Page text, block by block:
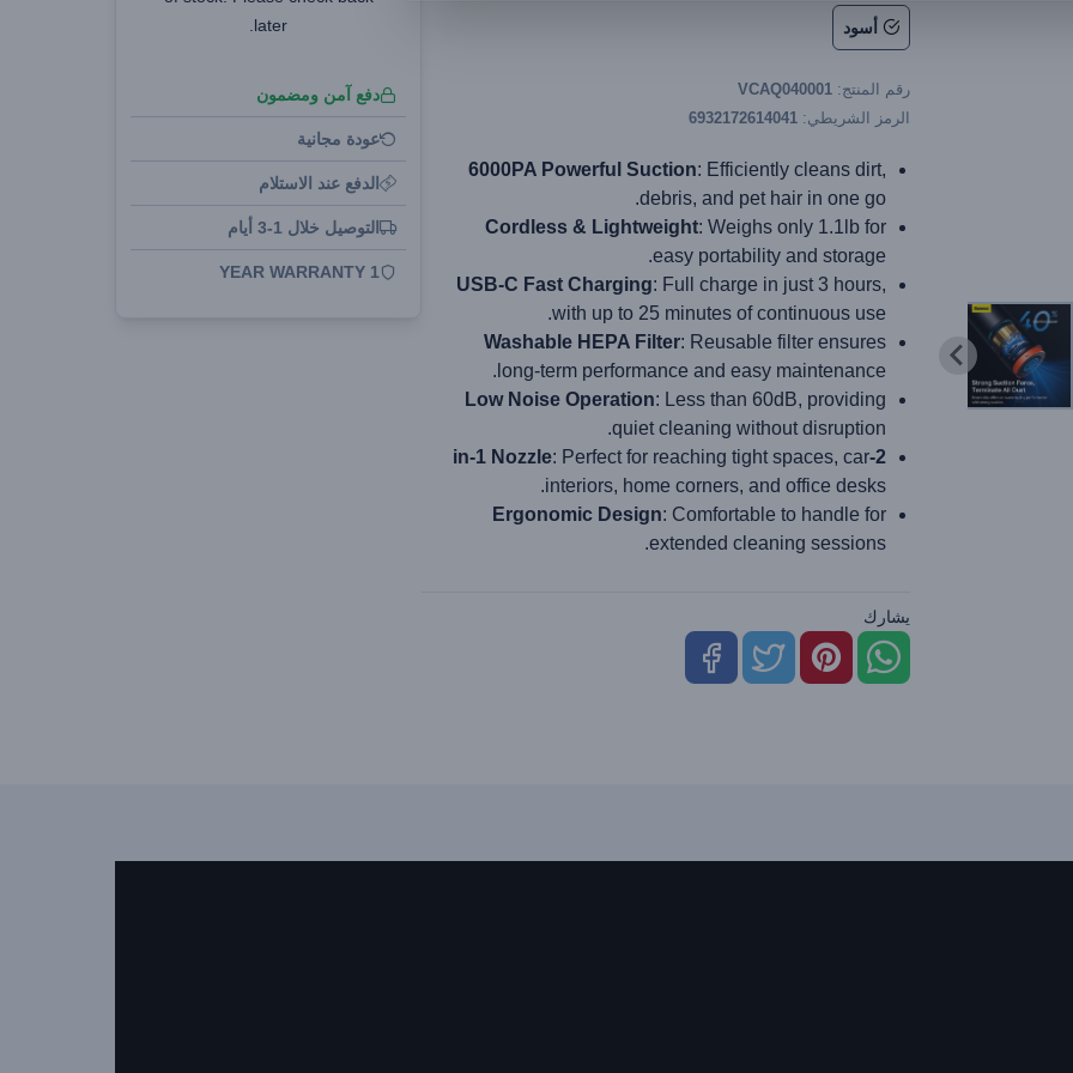
أسود
رقم المنتج: VCAQ040001
الرمز الشريطي: 6932172614041
6000PA Powerful Suction: Efficiently cleans dirt,
debris, and pet hair in one go.
Cordless & Lightweight: Weighs only 1.1lb for
easy portability and storage.
USB-C Fast Charging: Full charge in just 3 hours,
with up to 25 minutes of continuous use.
Washable HEPA Filter: Reusable filter ensures
long-term performance and easy maintenance.
Low Noise Operation: Less than 60dB, providing
quiet cleaning without disruption.
2-in-1 Nozzle
: Perfect for reaching tight spaces, car
interiors, home corners, and office desks.
Ergonomic Design: Comfortable to handle for
extended cleaning sessions.
يشارك
later.
دفع آمن ومضمون
عودة مجانية
الدفع عند الاستلام
التوصيل خلال 1-3 أيام
1 YEAR WARRANTY